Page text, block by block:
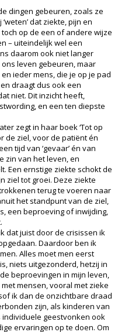
dingen gebeuren, zoals ze
dat ziekte, pijn en
op de een of andere wijze
– uiteindelijk wel een
daarom ook niet langer
ons leven gebeuren, maar
en ieder mens, die je op je pad
draagt dus ook een
niet. Dit inzicht heeft,
en een ten diepste
zegt in haar boek ‘Tot op
de ziel, voor de patiënt én
tijd van ‘gevaar’ én van
zin van het leven, en
Een ernstige ziekte schokt de
ziel tot groei. Deze ziekte
terug te voeren naar
het standpunt van de ziel,
een beproeving of inwijding,
dat juist door de crisissen ik
Daardoor ben ik
Alles moet men eerst
niets uitgezonderd, hetzij in
beproevingen in mijn leven,
mensen, vooral met zieke
ik dan de onzichtbare draad
zijn, als kinderen van
geestvonken ook
ervaringen op te doen. Om